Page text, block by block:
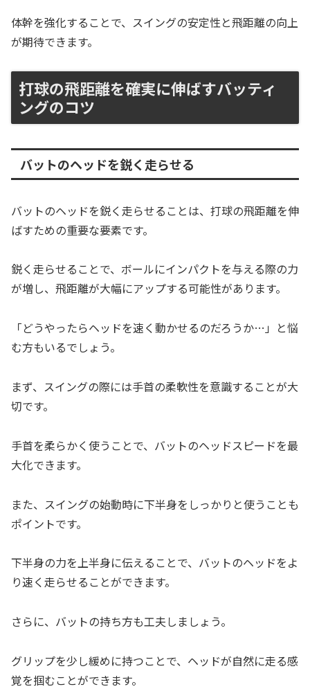
体幹を強化することで、スイングの安定性と飛距離の向上
が期待できます。
打球の飛距離を確実に伸ばすバッティ
ングのコツ
バットのヘッドを鋭く走らせる
バットのヘッドを鋭く走らせることは、打球の飛距離を伸
ばすための重要な要素です。
鋭く走らせることで、ボールにインパクトを与える際の力
が増し、飛距離が大幅にアップする可能性があります。
「どうやったらヘッドを速く動かせるのだろうか…」と悩
む方もいるでしょう。
まず、スイングの際には手首の柔軟性を意識することが大
切です。
手首を柔らかく使うことで、バットのヘッドスピードを最
大化できます。
また、スイングの始動時に下半身をしっかりと使うことも
ポイントです。
下半身の力を上半身に伝えることで、バットのヘッドをよ
り速く走らせることができます。
さらに、バットの持ち方も工夫しましょう。
グリップを少し緩めに持つことで、ヘッドが自然に走る感
覚を掴むことができます。